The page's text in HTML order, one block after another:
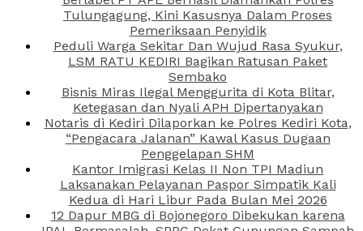
Tulungagung, Kini Kasusnya Dalam Proses
Pemeriksaan Penyidik
Peduli Warga Sekitar Dan Wujud Rasa Syukur,
LSM RATU KEDIRI Bagikan Ratusan Paket
Sembako
Bisnis Miras Ilegal Menggurita di Kota Blitar,
Ketegasan dan Nyali APH Dipertanyakan
Notaris di Kediri Dilaporkan ke Polres Kediri Kota,
“Pengacara Jalanan” Kawal Kasus Dugaan
Penggelapan SHM
Kantor Imigrasi Kelas II Non TPI Madiun
Laksanakan Pelayanan Paspor Simpatik Kali
Kedua di Hari Libur Pada Bulan Mei 2026
12 Dapur MBG di Bojonegoro Dibekukan karena